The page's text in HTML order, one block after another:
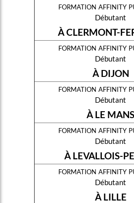
formation affinity
Débutant
À CLERMONT-
formation affinity
Débutant
À DIJON
formation affinity
Débutant
À LE MANS
formation affinity
Débutant
À LEVALLOIS-
formation affinity
Débutant
À LILLE